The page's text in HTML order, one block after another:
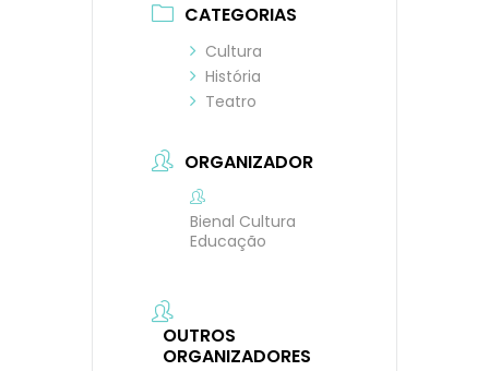
CATEGORIAS
Cultura
História
Teatro
ORGANIZADOR
Bienal Cultura
Educação
OUTROS
ORGANIZADORES